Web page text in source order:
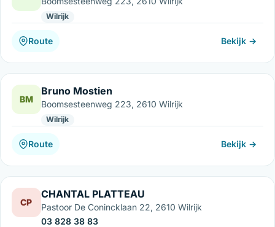
Wilrijk
Route Bekijk →
BM
Bruno Mostien
Boomsesteenweg 223, 2610 Wilrijk
Wilrijk
Route Bekijk →
CP
CHANTAL PLATTEAU
Pastoor De Conincklaan 22, 2610 Wilrijk
03 828 38 83